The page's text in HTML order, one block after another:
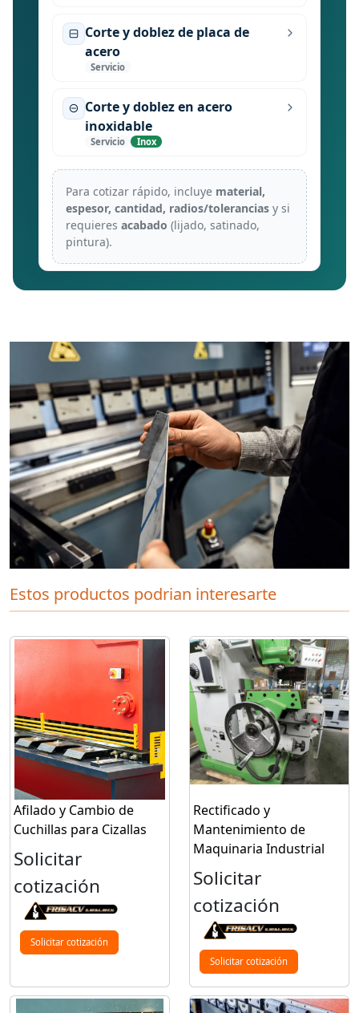
Corte y doblez de placa de
acero
Servicio
Corte y doblez en acero
inoxidable
Servicio Inox
Para cotizar rápido, incluye material,
espesor, cantidad, radios/tolerancias y si
requieres acabado (lijado, satinado,
pintura).
Estos productos podrian interesarte
Afilado y Cambio de
Cuchillas para Cizallas
Solicitar
cotización
Solicitar cotización
Rectificado y
Mantenimiento de
Maquinaria Industrial
Solicitar
cotización
Solicitar cotización